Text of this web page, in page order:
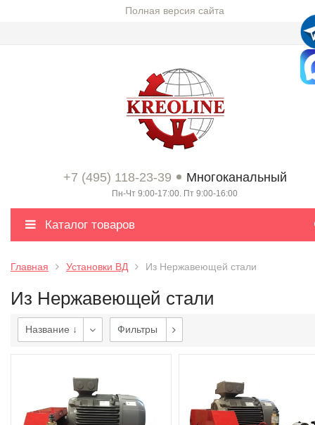
Полная версия сайта
+7 (495) 118-23-39 Многоканальный
Пн-Чт 9:00-17:00. Пт 9:00-16:00
Каталог товаров
Главная Установки ВД Из Нержавеющей стали
Из Нержавеющей стали
Название ↓ Фильтры